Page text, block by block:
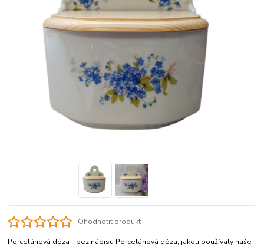
Ohodnotit produkt
Porcelánová dóza - bez nápisu Porcelánová dóza, jakou používaly naše